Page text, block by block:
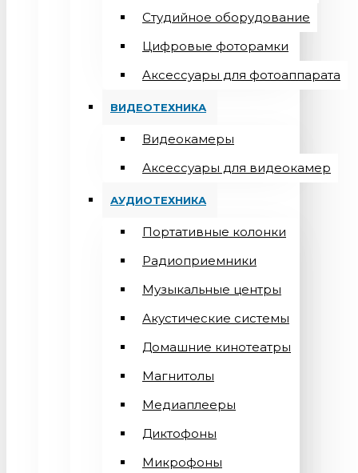
Студийное оборудование
Цифровые фоторамки
Aксессуары для фотоаппарата
ВИДЕОТЕХНИКА
Видеокамеры
Аксессуары для видеокамер
АУДИОТЕХНИКА
Портативные колонки
Радиоприемники
Музыкальные центры
Акустические системы
Домашние кинотеатры
Магнитолы
Медиаплееры
Диктофоны
Микрофоны